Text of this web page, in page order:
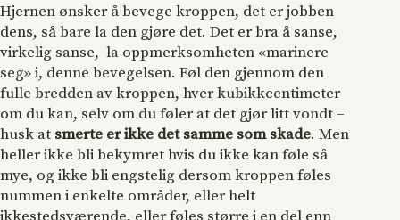
Hjernen ønsker å bevege kroppen, det er jobben
dens, så bare la den gjøre det. Det er bra å sanse,
virkelig sanse, la oppmerksomheten «marinere
seg» i, denne bevegelsen. Føl den gjennom den
fulle bredden av kroppen, hver kubikkcentimeter
om du kan, selv om du føler at det gjør litt vondt –
husk at smerte er ikke det samme som skade. Men
heller ikke bli bekymret hvis du ikke kan føle så
mye, og ikke bli engstelig dersom kroppen føles
nummen i enkelte områder, eller helt
ikkestedsværende, eller føles større i en del enn